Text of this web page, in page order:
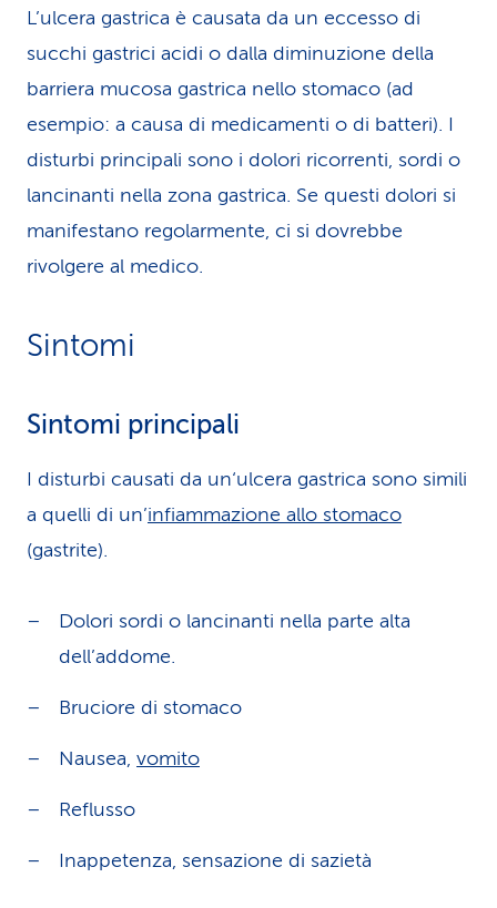
v
i
z
i
o
L’ulcera gastrica è causata da un eccesso di
succhi gastrici acidi o dalla diminuzione della
barriera mucosa gastrica nello stomaco (ad
esempio: a causa di medicamenti o di batteri). I
disturbi principali sono i dolori ricorrenti, sordi o
lancinanti nella zona gastrica. Se questi dolori si
manifestano regolarmente, ci si dovrebbe
rivolgere al medico.
Sintomi
Sintomi principali
I disturbi causati da un‘ulcera gastrica sono simili
a quelli di un’infiammazione allo stomaco
(gastrite).
Dolori sordi o lancinanti nella parte alta
dell’addome.
Bruciore di stomaco
Nausea, vomito
Reflusso
Inappetenza, sensazione di sazietà